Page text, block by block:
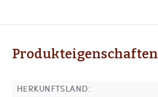
Produkteigenschaften
HERKUNFTSLAND: